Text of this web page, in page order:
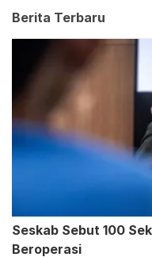
Berita Terbaru
Seskab Sebut 100
Beroperasi